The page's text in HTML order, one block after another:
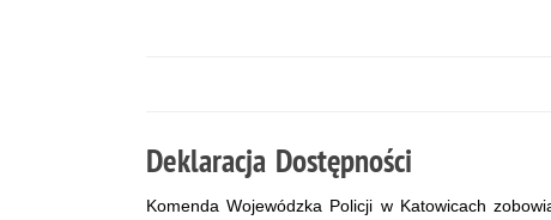
Deklaracja Dostępności
Komenda Wojewódzka Policji w Katowicach